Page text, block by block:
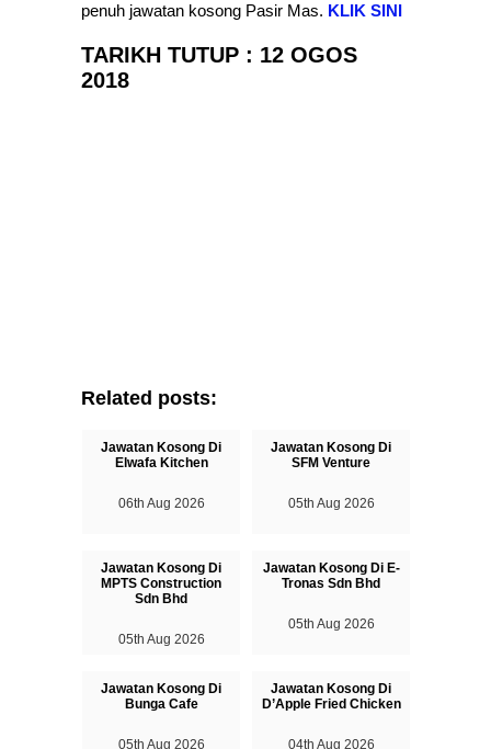
penuh jawatan kosong Pasir Mas. KLIK SINI
TARIKH TUTUP : 12 OGOS
2018
Related posts:
Jawatan Kosong Di
Elwafa Kitchen
06th Aug 2026
Jawatan Kosong Di
SFM Venture
05th Aug 2026
Jawatan Kosong Di
MPTS Construction
Sdn Bhd
05th Aug 2026
Jawatan Kosong Di E-
Tronas Sdn Bhd
05th Aug 2026
Jawatan Kosong Di
Bunga Cafe
05th Aug 2026
Jawatan Kosong Di
D’Apple Fried Chicken
04th Aug 2026